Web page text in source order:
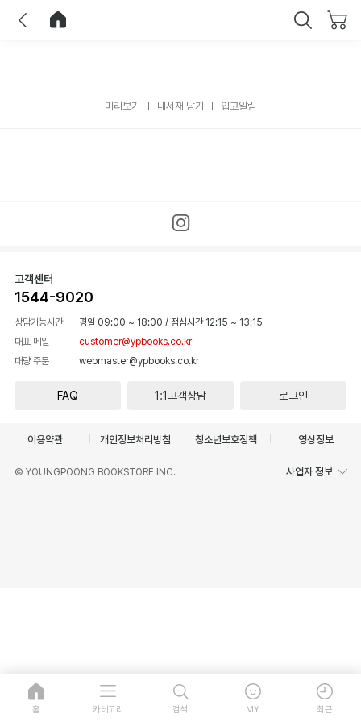
미리보기 내서재 담기 입고알림
고객센터
1544-9020
상담가능시간 평일 09:00 ~ 18:00 / 점심시간 12:15 ~ 13:15
대표 메일
customer@ypbooks.co.kr
대량 주문
webmaster@ypbooks.co.kr
FAQ 1:1고객상담 로그인
이용약관 개인정보처리방침 청소년보호정책 영상정보
© YOUNGPOONG BOOKSTORE INC. 사업자 정보
홈 카테고리 검색 MY 최근